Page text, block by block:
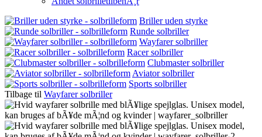
Briller uden styrke
Runde solbriller
Wayfarer solbriller
Racer solbriller
Clubmaster solbriller
Aviator solbriller
Sports solbriller
Tilbage til Wayfarer solbriller